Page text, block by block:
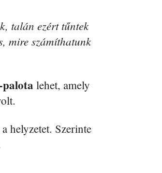
talán ezért tűntek
mire számíthatunk
palota lehet, amely
helyzetet. Szerinte